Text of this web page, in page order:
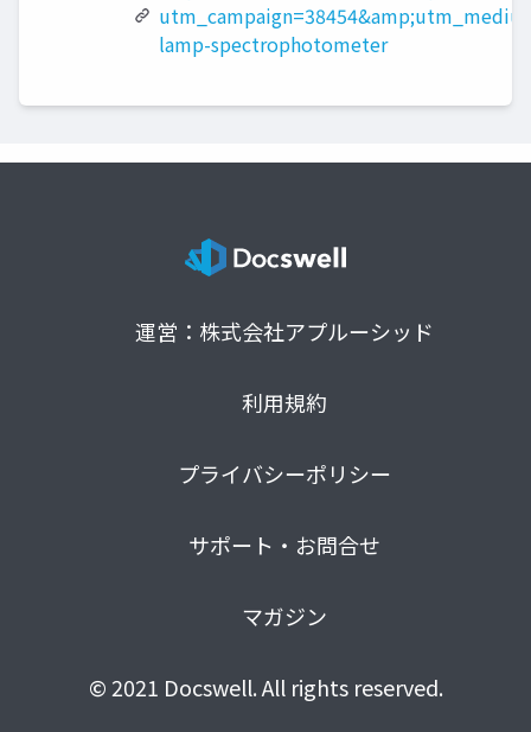
lamp-spectrophotometer
運営：株式会社アプルーシッド
利用規約
プライバシーポリシー
サポート・お問合せ
マガジン
© 2021 Docswell. All rights reserved.